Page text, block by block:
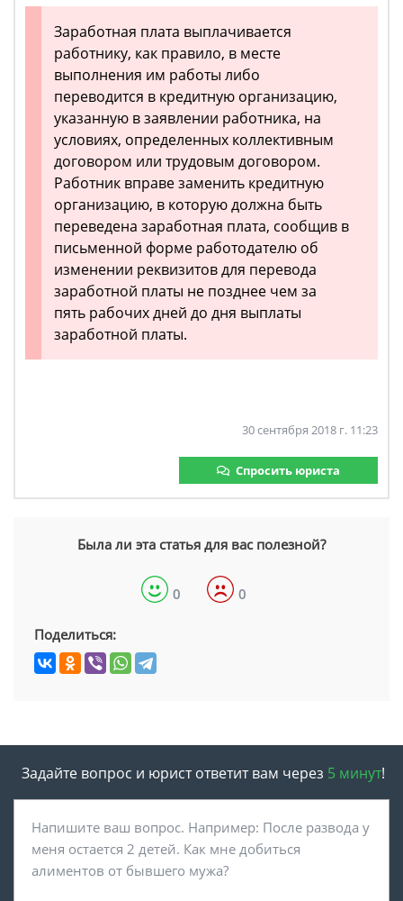
Заработная плата выплачивается
работнику, как правило, в месте
выполнения им работы либо
переводится в кредитную организацию,
указанную в заявлении работника, на
условиях, определенных коллективным
договором или трудовым договором.
Работник вправе заменить кредитную
организацию, в которую должна быть
переведена заработная плата, сообщив в
письменной форме работодателю об
изменении реквизитов для перевода
заработной платы не позднее чем за
пять рабочих дней до дня выплаты
заработной платы.
30 сентября 2018 г. 11:23
Спросить юриста
Была ли эта статья для вас полезной?
0 0
Поделиться:
Задайте вопрос и юрист ответит вам через 5 минут!